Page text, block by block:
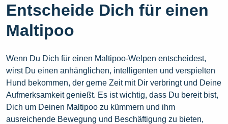
Entscheide Dich für einen
Maltipoo
Wenn Du Dich für einen Maltipoo-Welpen entscheidest,
wirst Du einen anhänglichen, intelligenten und verspielten
Hund bekommen, der gerne Zeit mit Dir verbringt und Deine
Aufmerksamkeit genießt. Es ist wichtig, dass Du bereit bist,
Dich um Deinen Maltipoo zu kümmern und ihm
ausreichende Bewegung und Beschäftigung zu bieten,